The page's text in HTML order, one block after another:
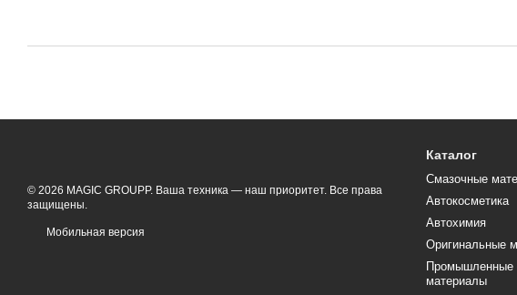
© 2026 MAGIC GROUPP. Ваша техника — наш приоритет. Все права
защищены.
Мобильная версия
Каталог
Смазочные
Автокосметика
Автохимия
Оригинальные
Промышленные
материалы